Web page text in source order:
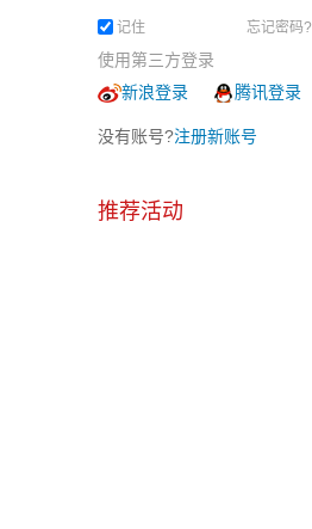
记住 忘记密码?
使用第三方登录
新浪登录
腾讯登录
没有账号?注册新账号
推荐活动